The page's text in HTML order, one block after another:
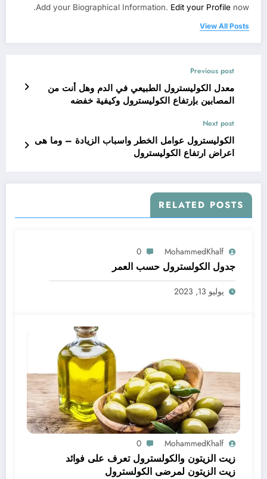
Add your Biographical Information. Edit your Profile now.
View All Posts
Previous post
معدل الكوليسترول الطبيعي في الدم وهل أنت من
المصابين بإرتفاع الكوليسترول وكيفية خفضه
Next post
الكوليسترول عوامل الخطر واسباب الزيادة – وما هى
اعراض ارتفاع الكوليسترول
RELATED POSTS
MohammedKhalf
0
جدول الكولسترول حسب العمر
يوليو 13, 2023
MohammedKhalf
0
زيت الزيتون والكولسترول تعرف على فوائد
زيت الزيتون لمرضى الكولسترول